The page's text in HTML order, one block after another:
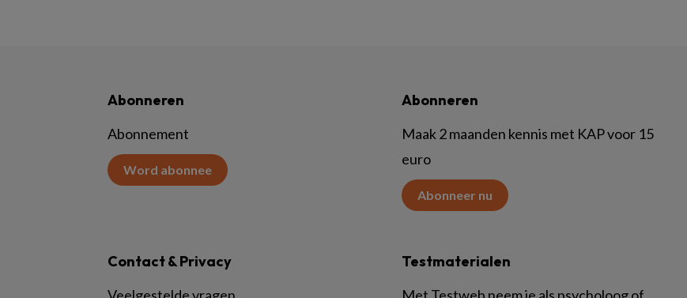
Abonneren
Abonnement
Word abonnee
Abonneren
Maak 2 maanden kennis met KAP voor 15
euro
Abonneer nu
Contact & Privacy Testmaterialen